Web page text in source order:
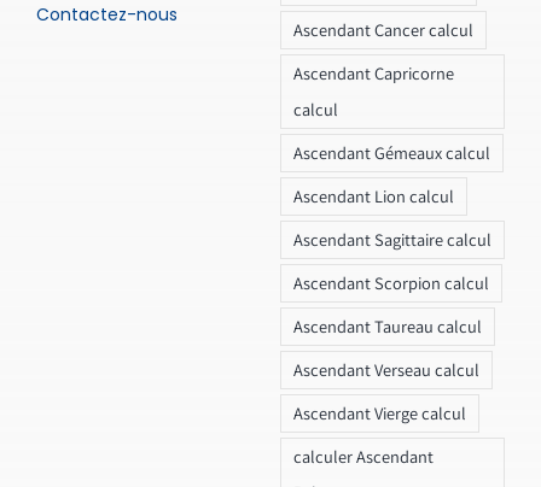
Contactez-nous
Ascendant Cancer calcul
Ascendant Capricorne
calcul
Ascendant Gémeaux calcul
Ascendant Lion calcul
Ascendant Sagittaire calcul
Ascendant Scorpion calcul
Ascendant Taureau calcul
Ascendant Verseau calcul
Ascendant Vierge calcul
calculer Ascendant